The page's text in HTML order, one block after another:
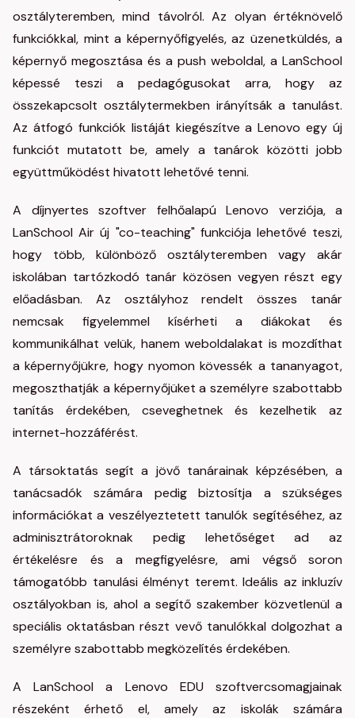
osztályteremben, mind távolról. Az olyan értéknövelő
funkciókkal, mint a képernyőfigyelés, az üzenetküldés, a
képernyő megosztása és a push weboldal, a LanSchool
képessé teszi a pedagógusokat arra, hogy az
összekapcsolt osztálytermekben irányítsák a tanulást.
Az átfogó funkciók listáját kiegészítve a Lenovo egy új
funkciót mutatott be, amely a tanárok közötti jobb
együttműködést hivatott lehetővé tenni.
A díjnyertes szoftver felhőalapú Lenovo verziója, a
LanSchool Air új "co-teaching" funkciója lehetővé teszi,
hogy több, különböző osztályteremben vagy akár
iskolában tartózkodó tanár közösen vegyen részt egy
előadásban. Az osztályhoz rendelt összes tanár
nemcsak figyelemmel kísérheti a diákokat és
kommunikálhat velük, hanem weboldalakat is mozdíthat
a képernyőjükre, hogy nyomon kövessék a tananyagot,
megoszthatják a képernyőjüket a személyre szabottabb
tanítás érdekében, cseveghetnek és kezelhetik az
internet-hozzáférést.
A társoktatás segít a jövő tanárainak képzésében, a
tanácsadók számára pedig biztosítja a szükséges
információkat a veszélyeztetett tanulók segítéséhez, az
adminisztrátoroknak pedig lehetőséget ad az
értékelésre és a megfigyelésre, ami végső soron
támogatóbb tanulási élményt teremt. Ideális az inkluzív
osztályokban is, ahol a segítő szakember közvetlenül a
speciális oktatásban részt vevő tanulókkal dolgozhat a
személyre szabottabb megközelítés érdekében.
A LanSchool a Lenovo EDU szoftvercsomagjainak
részeként érhető el, amely az iskolák számára